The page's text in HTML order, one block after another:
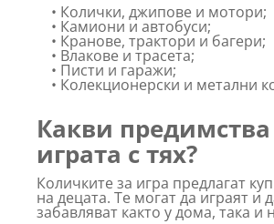
• Колички, джипове и мотори;
• Камиони и автобуси;
• Кранове, трактори и багери;
• Влакове и трасета;
• Писти и гаражи;
• Колекционерски и метални
Какви
играта с тях?
Количките за игра предлагат
на децата. Те могат да играят и
забавляват както у дома, така и